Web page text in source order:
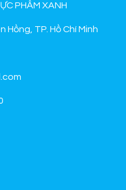
PHẨM XANH
Hồng, TP. Hồ Chí Minh